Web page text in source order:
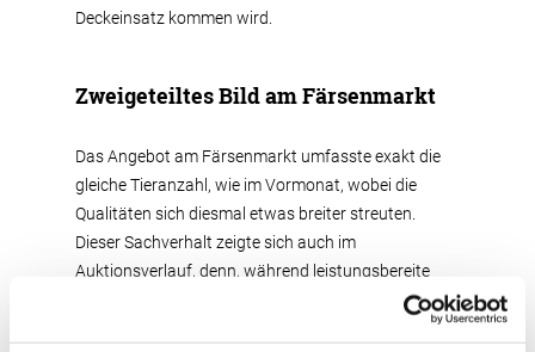
Deckeinsatz kommen wird.
Zweigeteiltes Bild am Färsenmarkt
Das Angebot am Färsenmarkt umfasste exakt die
gleiche Tieranzahl, wie im Vormonat, wobei die
Qualitäten sich diesmal etwas breiter streuten.
Dieser Sachverhalt zeigte sich auch im
Auktionsverlauf, denn, während leistungsbereite
und korrekte Färsen zügig Preis von 2.000 € und